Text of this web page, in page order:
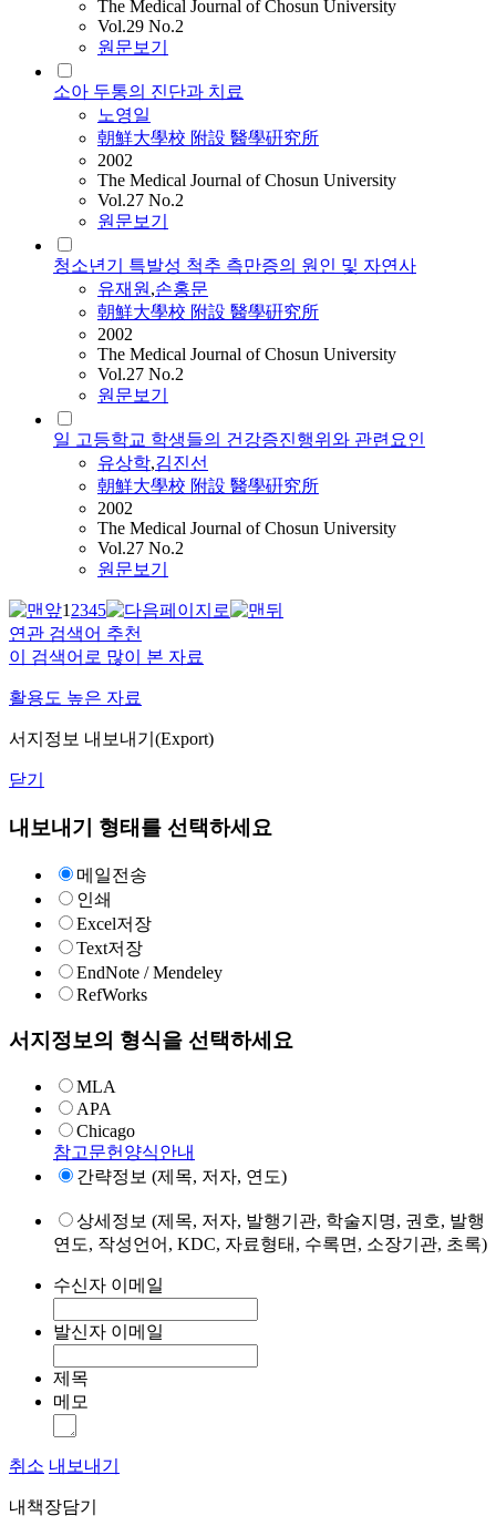
The Medical Journal of Chosun University
Vol.29 No.2
원문보기
소아 두통의 진단과 치료
노영일
朝鮮大學校 附設 醫學硏究所
2002
The Medical Journal of Chosun University
Vol.27 No.2
원문보기
청소년기 특발성 척추 측만증의 원인 및 자연사
유재원,손홍문
朝鮮大學校 附設 醫學硏究所
2002
The Medical Journal of Chosun University
Vol.27 No.2
원문보기
일 고등학교 학생들의 건강증진행위와 관련요인
유상학,김진선
朝鮮大學校 附設 醫學硏究所
2002
The Medical Journal of Chosun University
Vol.27 No.2
원문보기
12345
연관 검색어 추천
이 검색어로 많이 본 자료
활용도 높은 자료
서지정보 내보내기(Export)
닫기
내보내기 형태를 선택하세요
메일전송
인쇄
Excel저장
Text저장
EndNote / Mendeley
RefWorks
서지정보의 형식을 선택하세요
MLA
APA
Chicago
참고문헌양식안내
간략정보 (제목, 저자, 연도)
상세정보 (제목, 저자, 발행기관, 학술지명, 권호, 발행
연도, 작성언어, KDC, 자료형태, 수록면, 소장기관, 초록)
수신자 이메일
발신자 이메일
제목
메모
취소 내보내기
내책장담기